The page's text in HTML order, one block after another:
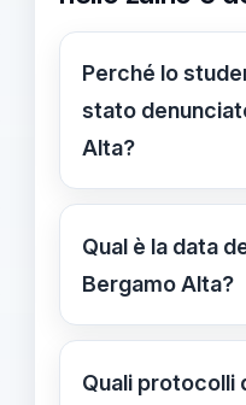
Perché lo
stato
Alta?
Denuncia per
sulle armi: è
pistola softair
criticità
Qual è la data
Bergamo Alta?
Informazione
gg/mm/aaaa
Quali protocolli